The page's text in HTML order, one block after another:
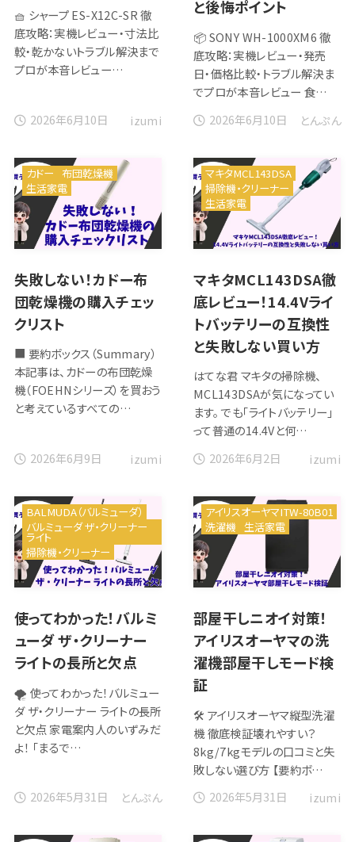
🧺 シャープ ES-X12C-SR 徹
底攻略：実機レビュー・寸法比
較・乾かないトラブル解決まで
プロが本音レビュー…
2026年6月10日 izumi
と後悔ポイント
📦 SONY WH-1000XM6 徹
底攻略：実機レビュー・発売
日・価格比較・トラブル解決ま
でプロが本音レビュー 食…
2026年6月10日
とんぷん
失敗しない！カドー布
団乾燥機の購入チェッ
クリスト
■ 要約ボックス（Summary）
本記事は、カドーの布団乾燥
機（FOEHNシリーズ）を買おう
と考えているすべての…
2026年6月9日
カドー 布団乾燥機
生活家電
izumi
マキタMCL143DSA徹
底レビュー！14.4Vライ
トバッテリーの互換性
と失敗しない買い方
はてな君 マキタの掃除機、
MCL143DSAが気になってい
ます。 でも「ライトバッテリー」
って普通の14.4Vと何…
2026年6月2日
マキタMCL143DSA
掃除機・クリーナー
生活家電
izumi
使ってわかった！バルミ
ューダ ザ・クリーナー
ライトの長所と欠点
🌪️ 使ってわかった！バルミュー
ダ ザ・クリーナー ライトの長所
と欠点 家電案内人のいずみだ
よ！ 「まるで…
2026年5月31日
BALMUDA（バルミューダ）
バルミューダ ザ・クリーナー
ライト
掃除機・クリーナー
とんぷん
部屋干しニオイ対策！
アイリスオーヤマの洗
濯機部屋干しモード検
証
🛠️ アイリスオーヤマ縦型洗濯
機 徹底検証壊れやすい？
8kg/7kgモデルの口コミと失
敗しない選び方 【要約ボ…
2026年5月31日
アイリスオーヤマITW-80B01
洗濯機 生活家電
izumi